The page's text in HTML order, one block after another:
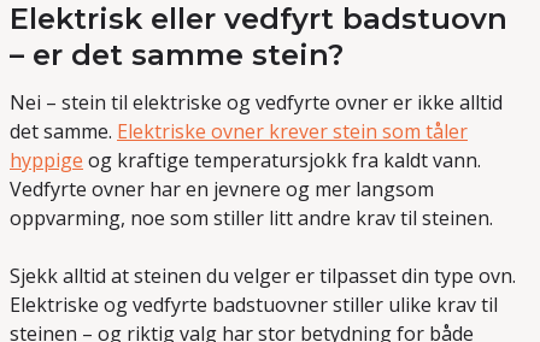
Elektrisk eller vedfyrt badstuovn
– er det samme stein?
Nei – stein til elektriske og vedfyrte ovner er ikke alltid
det samme. Elektriske ovner krever stein som tåler
hyppige og kraftige temperatursjokk fra kaldt vann.
Vedfyrte ovner har en jevnere og mer langsom
oppvarming, noe som stiller litt andre krav til steinen.
Sjekk alltid at steinen du velger er tilpasset din type ovn.
Elektriske og vedfyrte badstuovner stiller ulike krav til
steinen – og riktig valg har stor betydning for både